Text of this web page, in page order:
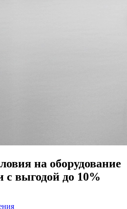
на оборудование
выгодой до 10%